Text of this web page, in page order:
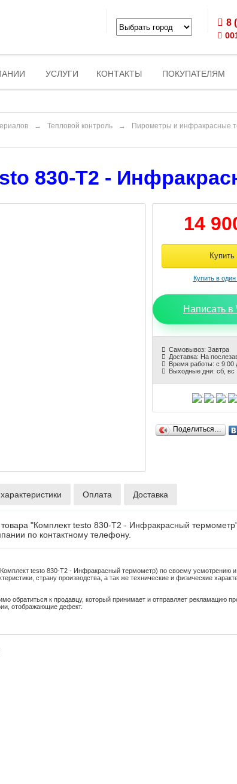
8
УСЛУГИ КОНТАКТЫ ПОКУПАТЕЛЯМ
→ Тепловой контроль → Пирометры и инфракрасные
830-T2 -
14
Написать в
Самовывоз: Завтра
Доставка: На
Время работы: с 9:00
Выходные дни: сб, вс
Поделиться…
Оплата Доставка
"Комплект testo 830-T2 - Инфракрасный
по контактному телефону.
testo 830-T2 - Инфракрасный термометр) по своему усмотрению
страну производства, а так же технические и физические
обратиться к продавцу, который принимает и отправляет рекламацию
отображающие дефект.